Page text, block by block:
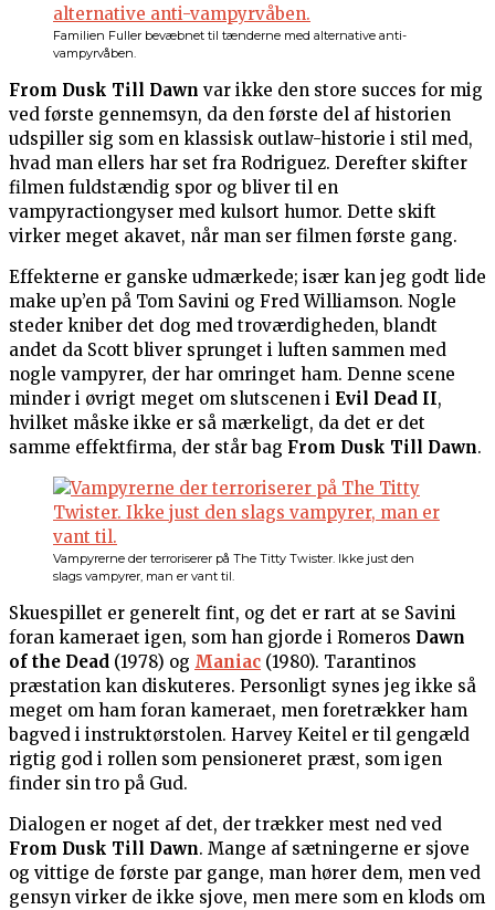
Familien Fuller bevæbnet til tænderne med alternative anti-
vampyrvåben.
From Dusk Till Dawn var ikke den store succes for mig
ved første gennemsyn, da den første del af historien
udspiller sig som en klassisk outlaw-historie i stil med,
hvad man ellers har set fra Rodriguez. Derefter skifter
filmen fuldstændig spor og bliver til en
vampyractiongyser med kulsort humor. Dette skift
virker meget akavet, når man ser filmen første gang.
Effekterne er ganske udmærkede; især kan jeg godt lide
make up’en på Tom Savini og Fred Williamson. Nogle
steder kniber det dog med troværdigheden, blandt
andet da Scott bliver sprunget i luften sammen med
nogle vampyrer, der har omringet ham. Denne scene
minder i øvrigt meget om slutscenen i Evil Dead II,
hvilket måske ikke er så mærkeligt, da det er det
samme effektfirma, der står bag From Dusk Till Dawn.
Vampyrerne der terroriserer på The Titty Twister. Ikke just den
slags vampyrer, man er vant til.
Skuespillet er generelt fint, og det er rart at se Savini
foran kameraet igen, som han gjorde i Romeros Dawn
of the Dead (1978) og Maniac (1980). Tarantinos
præstation kan diskuteres. Personligt synes jeg ikke så
meget om ham foran kameraet, men foretrækker ham
bagved i instruktørstolen. Harvey Keitel er til gengæld
rigtig god i rollen som pensioneret præst, som igen
finder sin tro på Gud.
Dialogen er noget af det, der trækker mest ned ved
From Dusk Till Dawn. Mange af sætningerne er sjove
og vittige de første par gange, man hører dem, men ved
gensyn virker de ikke sjove, men mere som en klods om